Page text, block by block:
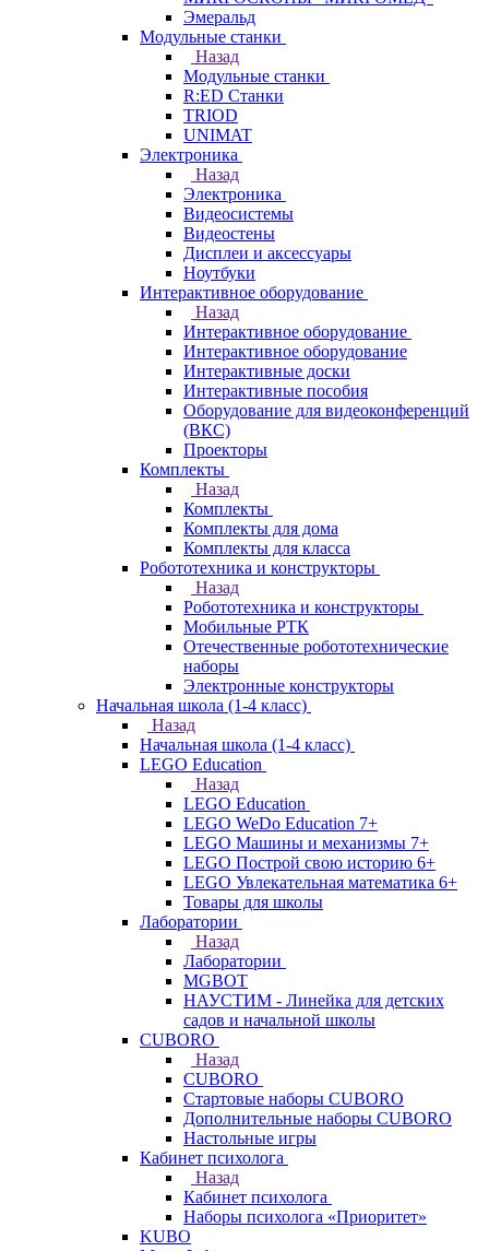
Эмеральд
Модульные станки
Назад
Модульные станки
R:ED Станки
TRIOD
UNIMAT
Электроника
Назад
Электроника
Видеосистемы
Видеостены
Дисплеи и аксессуары
Ноутбуки
Интерактивное оборудование
Назад
Интерактивное оборудование
Интерактивное оборудование
Интерактивные доски
Интерактивные пособия
Оборудование для видеоконференций
(ВКС)
Проекторы
Комплекты
Назад
Комплекты
Комплекты для дома
Комплекты для класса
Робототехника и конструкторы
Назад
Робототехника и конструкторы
Мобильные РТК
Отечественные робототехнические
наборы
Электронные конструкторы
Начальная школа (1-4 класс)
Назад
Начальная школа (1-4 класс)
LEGO Education
Назад
LEGO Education
LEGO WeDo Education 7+
LEGO Машины и механизмы 7+
LEGO Построй свою историю 6+
LEGO Увлекательная математика 6+
Товары для школы
Лаборатории
Назад
Лаборатории
MGBOT
НАУСТИМ - Линейка для детских
садов и начальной школы
CUBORO
Назад
CUBORO
Стартовые наборы CUBORO
Дополнительные наборы CUBORO
Настольные игры
Кабинет психолога
Назад
Кабинет психолога
Наборы психолога «Приоритет»
KUBO